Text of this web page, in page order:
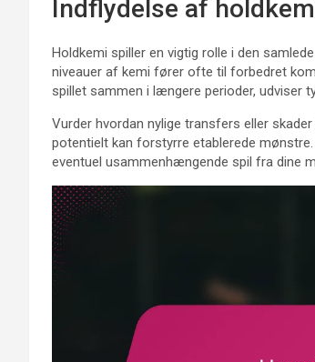
Indflydelse af
Holdkemi spiller en vigtig rolle i den
niveauer af kemi fører ofte til forbedret
spillet sammen i længere perioder, udviser
Vurder hvordan nylige transfers eller
potentielt kan forstyrre etablerede
eventuel usammenhængende spil fra dine